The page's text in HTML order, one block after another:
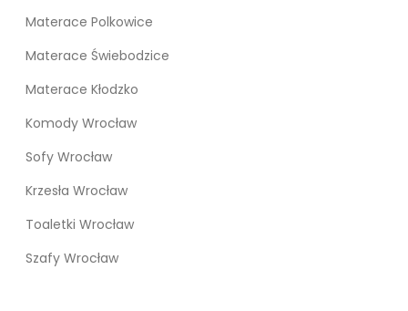
Materace Polkowice
Materace Świebodzice
Materace Kłodzko
Komody Wrocław
Sofy Wrocław
Krzesła Wrocław
Toaletki Wrocław
Szafy Wrocław